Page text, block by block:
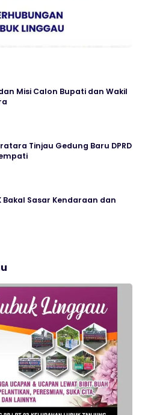
Misi Calon Bupati dan Wakil
Tinjau Gedung Baru DPRD
Bakal Sasar Kendaraan dan